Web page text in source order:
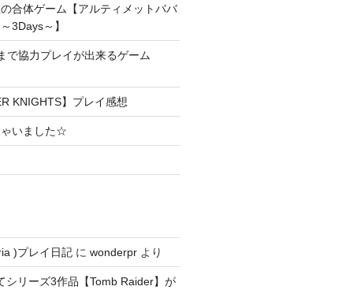
合体ゲーム【アルティメットババ
3Days～】
で協力プレイが出来るゲーム
KNIGHTS】プレイ感想
いました☆
)プレイ日記に wonderprより
シリーズ3作品【Tomb Raider】が